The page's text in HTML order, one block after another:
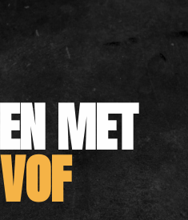
MET